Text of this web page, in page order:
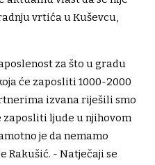
vrtića u Kuševcu,
za što u gradu
će zaposliti 1000-2000
izvana riješili smo
zaposliti ljude u njihovom
je da nemamo
Rakušić. - Natječaji se